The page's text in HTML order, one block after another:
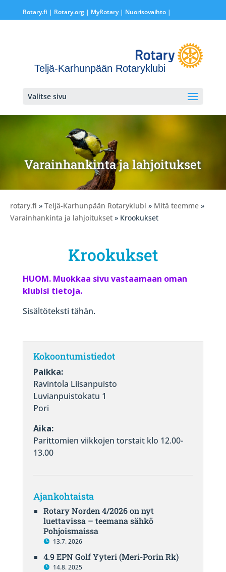
Rotary.fi | Rotary.org| MyRotary | Nuorisovaihto|
Teljä-Karhunpään Rotaryklubi
Valitse sivu
Varainhankinta ja lahjoitukset
rotary.fi » Teljä-Karhunpään Rotaryklubi » Mitä teemme »
Varainhankinta ja lahjoitukset » Krookukset
Krookukset
HUOM. Muokkaa sivu vastaamaan oman
klubisi tietoja.
Sisältöteksti tähän.
Kokoontumistiedot
Paikka:
Ravintola Liisanpuisto
Luvianpuistokatu 1
Pori
Aika:
Parittomien viikkojen torstait klo 12.00-
13.00
Ajankohtaista
Rotary Norden 4/2026 on nyt
luettavissa – teemana sähkö
Pohjoismaissa
13.7. 2026
4.9 EPN Golf Yyteri (Meri-Porin Rk)
14.8. 2025